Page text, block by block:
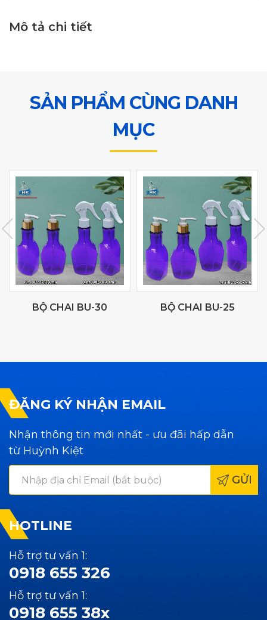
Mô tả chi tiết
SẢN PHẨM CÙNG DANH
MỤC
BỘ CHAI BU-30 BỘ CHAI BU-25
ĐĂNG KÝ NHẬN EMAIL
Nhận thông tin mới nhất - ưu đãi hấp dẫn
từ Huỳnh Kiệt
GỬI
HOTLINE
Hỗ trợ tư vấn 1:
0918 655 326
Hỗ trợ tư vấn 1:
0918 655 38x